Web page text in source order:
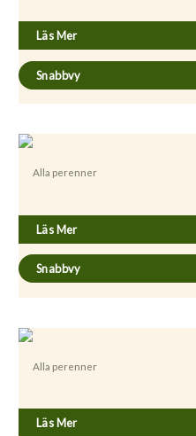
Läs Mer
Snabbvy
Alla perenner
Läs Mer
Snabbvy
Alla perenner
Läs Mer